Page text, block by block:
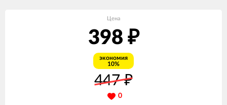
Цена
398 ₽
экономия
10%
447₽
0